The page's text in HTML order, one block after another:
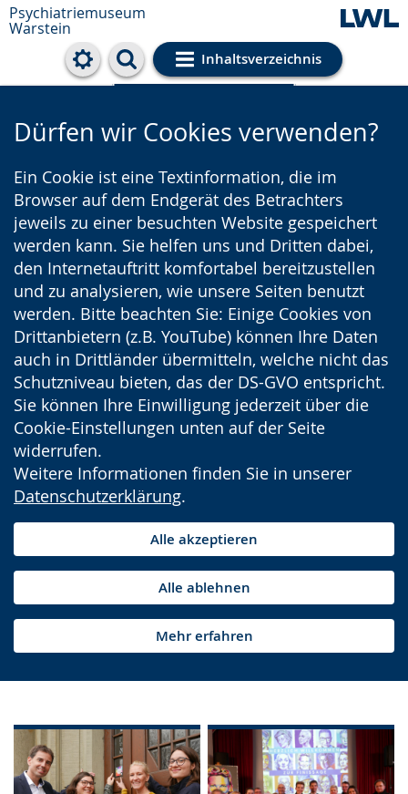
Psychiatriemuseum
Warstein
Inhaltsverzeichnis
Cookie-Einstellungen
Dürfen wir Cookies verwenden?
Ein Cookie ist eine Textinformation, die im
Browser auf dem Endgerät des Betrachters
jeweils zu einer besuchten Website gespeichert
werden kann. Sie helfen uns und Dritten dabei,
den Internetauftritt komfortabel bereitzustellen
und zu analysieren, wie unsere Seiten benutzt
werden. Bitte beachten Sie: Einige Cookies von
Drittanbietern (z.B. YouTube) können Ihre Daten
auch in Drittländer übermitteln, welche nicht das
Schutzniveau bieten, das der DS-GVO entspricht.
Sie können Ihre Einwilligung jederzeit über die
Cookie-Einstellungen unten auf der Seite
widerrufen.
Weitere Informationen finden Sie in unserer
Datenschutzerklärung.
Alle akzeptieren
Alle ablehnen
Mehr erfahren